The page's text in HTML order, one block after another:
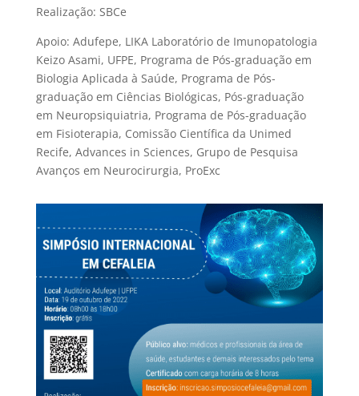
Realização: SBCe
Apoio: Adufepe, LIKA Laboratório de Imunopatologia
Keizo Asami, UFPE, Programa de Pós-graduação em
Biologia Aplicada à Saúde, Programa de Pós-
graduação em Ciências Biológicas, Pós-graduação
em Neuropsiquiatria, Programa de Pós-graduação
em Fisioterapia, Comissão Científica da Unimed
Recife, Advances in Sciences, Grupo de Pesquisa
Avanços em Neurocirurgia, ProExc